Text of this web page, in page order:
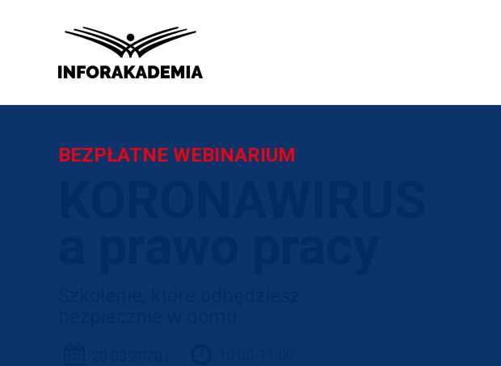
BEZPŁATNE WEBINARIUM